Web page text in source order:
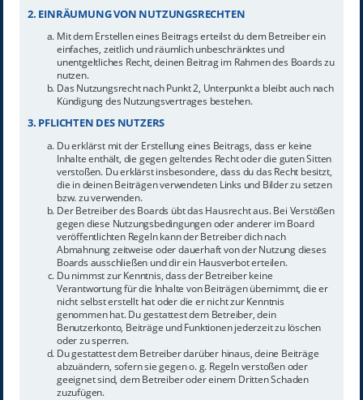
2. EINRÄUMUNG VON NUTZUNGSRECHTEN
Mit dem Erstellen eines Beitrags erteilst du dem Betreiber ein
einfaches, zeitlich und räumlich unbeschränktes und
unentgeltliches Recht, deinen Beitrag im Rahmen des Boards zu
nutzen.
Das Nutzungsrecht nach Punkt 2, Unterpunkt a bleibt auch nach
Kündigung des Nutzungsvertrages bestehen.
3. PFLICHTEN DES NUTZERS
Du erklärst mit der Erstellung eines Beitrags, dass er keine
Inhalte enthält, die gegen geltendes Recht oder die guten Sitten
verstoßen. Du erklärst insbesondere, dass du das Recht besitzt,
die in deinen Beiträgen verwendeten Links und Bilder zu setzen
bzw. zu verwenden.
Der Betreiber des Boards übt das Hausrecht aus. Bei Verstößen
gegen diese Nutzungsbedingungen oder anderer im Board
veröffentlichten Regeln kann der Betreiber dich nach
Abmahnung zeitweise oder dauerhaft von der Nutzung dieses
Boards ausschließen und dir ein Hausverbot erteilen.
Du nimmst zur Kenntnis, dass der Betreiber keine
Verantwortung für die Inhalte von Beiträgen übernimmt, die er
nicht selbst erstellt hat oder die er nicht zur Kenntnis
genommen hat. Du gestattest dem Betreiber, dein
Benutzerkonto, Beiträge und Funktionen jederzeit zu löschen
oder zu sperren.
Du gestattest dem Betreiber darüber hinaus, deine Beiträge
abzuändern, sofern sie gegen o. g. Regeln verstoßen oder
geeignet sind, dem Betreiber oder einem Dritten Schaden
zuzufügen.